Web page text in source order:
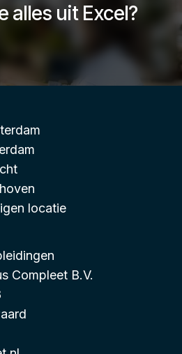
alles uit Excel?
locatie
Compleet B.V.